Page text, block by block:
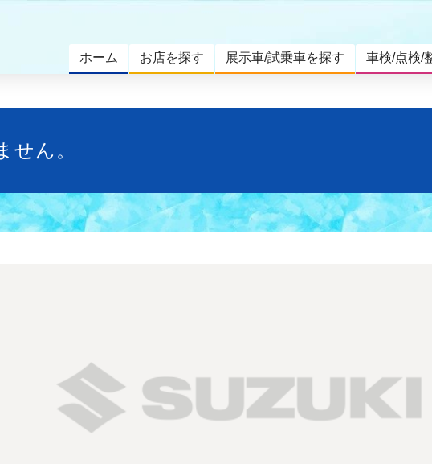
ホーム お店を探す 展示車/試乗車を探す 車検/点検/
せん。